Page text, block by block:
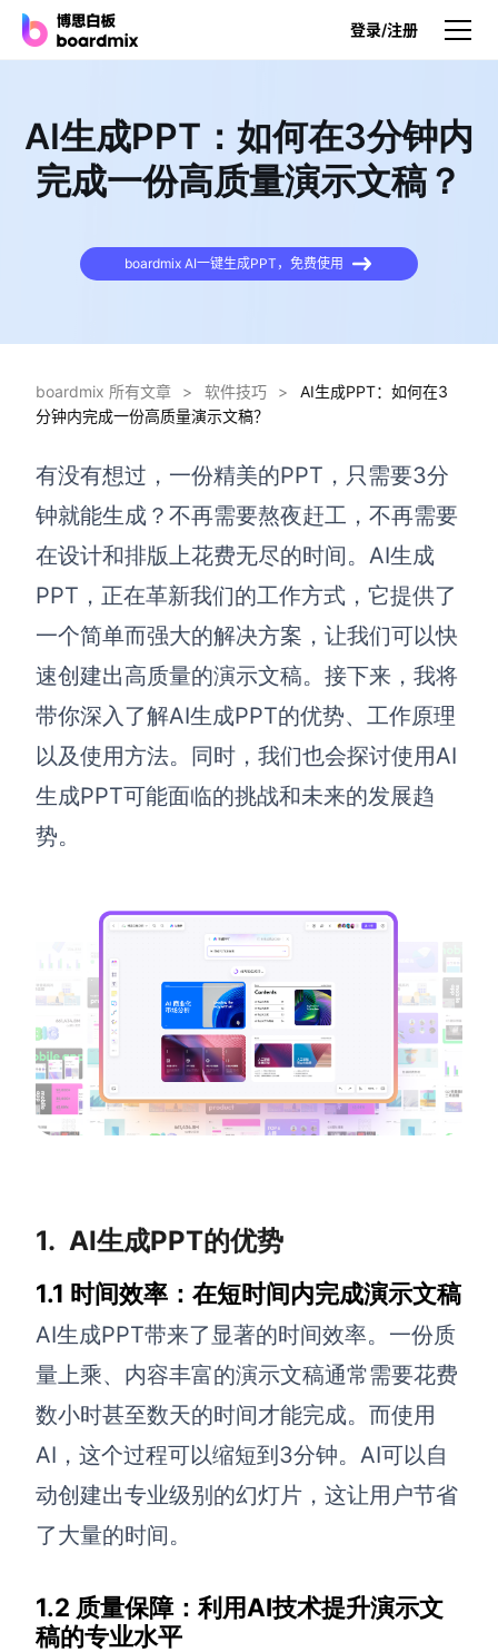
登录/注册
产品
博思白板
博思白板SDK
博思白板离线版
博思设计
一体化产品设计工具
博思AIPPT
AI生成PPT，支持在线编辑
资源与下载
向团队介绍
博思白板boardmix
解决方案
高效协作
在线白板
在线绘图
流程整理
路线图
ER图
UML图
查看所有场景
AI生成PPT：如何在3分钟内
完成一份高质量演示文稿？
boardmix AI一键生成PPT，免费使用
boardmix 所有文章 > 软件技巧 >
AI生成PPT：如何在3
分钟内完成一份高质量演示文稿？
有没有想过，一份精美的PPT，只需要3分
钟就能生成？不再需要熬夜赶工，不再需要
在设计和排版上花费无尽的时间。AI生成
PPT，正在革新我们的工作方式，它提供了
一个简单而强大的解决方案，让我们可以快
速创建出高质量的演示文稿。接下来，我将
带你深入了解AI生成PPT的优势、工作原理
以及使用方法。同时，我们也会探讨使用AI
生成PPT可能面临的挑战和未来的发展趋
势。
1. AI生成PPT的优势
1.1 时间效率：在短时间内完成演示文稿
AI生成PPT带来了显著的时间效率。一份质
量上乘、内容丰富的演示文稿通常需要花费
数小时甚至数天的时间才能完成。而使用
AI，这个过程可以缩短到3分钟。AI可以自
动创建出专业级别的幻灯片，这让用户节省
了大量的时间。
1.2 质量保障：利用AI技术提升演示文
稿的专业水平